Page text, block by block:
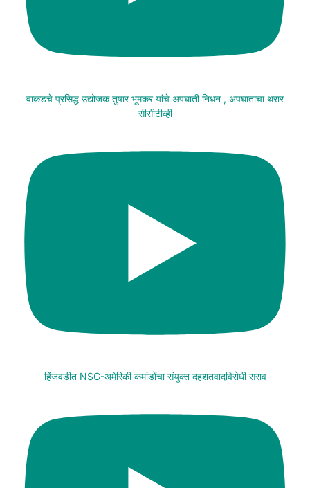
वाकडचे प्रसिद्ध उद्योजक तुषार भूमकर यांचे अपघाती निधन , अपघाताचा थरार
सीसीटीव्ही
हिंजवडीत NSG-अमेरिकी कमांडोंचा संयुक्त दहशतवादविरोधी सराव